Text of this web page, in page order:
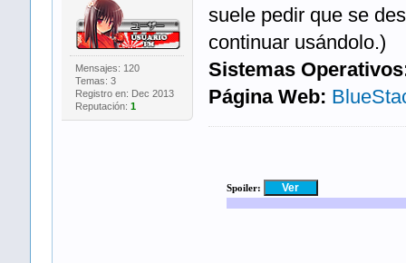
Mensajes: 120
Temas: 3
Registro en: Dec 2013
Reputación: 1
suele pedir que se
continuar usándolo.)
Sistemas
Página Web:
Spoiler: